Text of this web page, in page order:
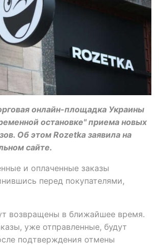
онлайн-площадка Украины
остановке" приема новых
Об этом Rozetka заявила на
сайте.
и оплаченные заказы
перед покупателями,
возвращены в ближайшее время.
уже отправленные, будут
подтверждения отмены